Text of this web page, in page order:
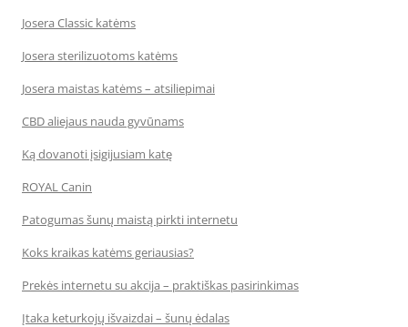
Josera Classic katėms
Josera sterilizuotoms katėms
Josera maistas katėms – atsiliepimai
CBD aliejaus nauda gyvūnams
Ką dovanoti įsigijusiam katę
ROYAL Canin
Patogumas šunų maistą pirkti internetu
Koks kraikas katėms geriausias?
Prekės internetu su akcija – praktiškas pasirinkimas
Įtaka keturkojų išvaizdai – šunų ėdalas